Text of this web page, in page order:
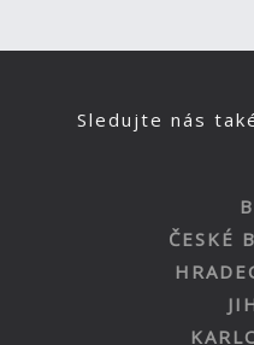
Sledujte nás
ČESKÉ